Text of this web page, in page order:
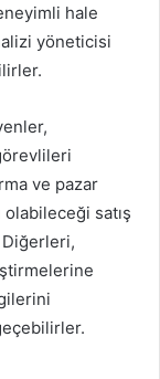
hale
yöneticisi
ve pazar
satış
Diğerleri,